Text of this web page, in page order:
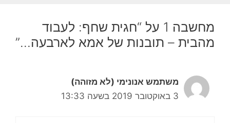
מחשבה 1 על “חגית שחף: לעבוד
מהבית – תובנות של אמא לארבעה…”
משתמש אנונימי (לא מזוהה)
3 באוקטובר 2019 בשעה 13:33